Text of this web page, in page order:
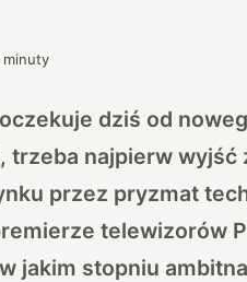
minuty
dziś od
trzeba najpierw wyjść
przez pryzmat
telewizorów
jakim stopniu